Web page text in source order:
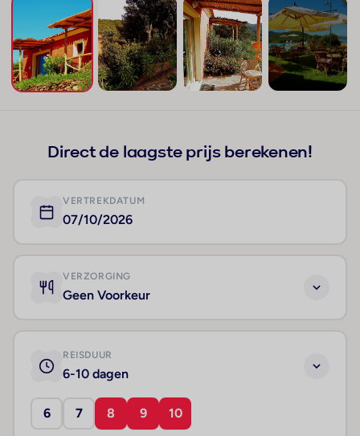
Direct de laagste prijs berekenen!
VERTREKDATUM
07/10/2026
VERZORGING
Geen Voorkeur
REISDUUR
6-10 dagen
6 7 8 9 10